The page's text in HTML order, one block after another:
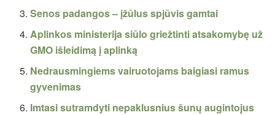
Senos padangos – įžūlus spjūvis gamtai
Aplinkos ministerija siūlo griežtinti atsakomybę už
GMO išleidimą į aplinką
Nedrausmingiems vairuotojams baigiasi ramus
gyvenimas
Imtasi sutramdyti nepaklusnius šunų augintojus